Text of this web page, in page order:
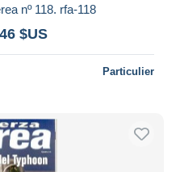
nº 118. rfa-118
$US
Particulier